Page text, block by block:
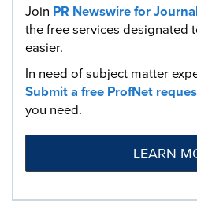
Join PR Newswire for
the free services designated
easier.
In need of subject matter
Submit a free ProfNet
you need.
LEARN